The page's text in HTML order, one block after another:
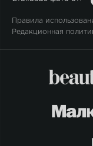
Правила
Редакционная